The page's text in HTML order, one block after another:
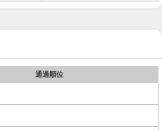
通過順位